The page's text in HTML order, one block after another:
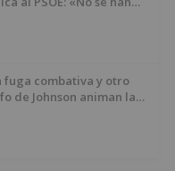
fuga combativa y otro
de Johnson animan la